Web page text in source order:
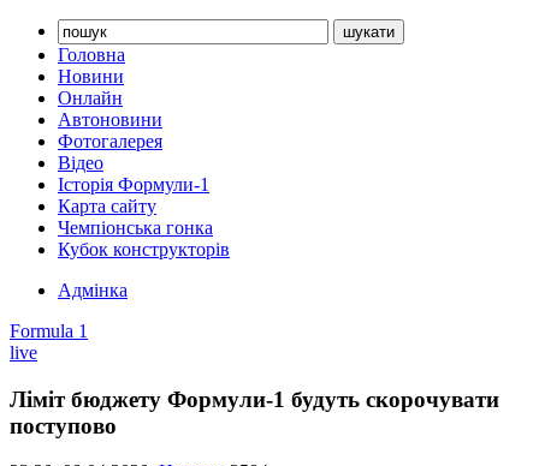
Головна
Новини
Онлайн
Автоновини
Фотогалерея
Відео
Історія Формули-1
Карта сайту
Чемпіонська гонка
Кубок конструкторів
Адмінка
Formula 1
live
Ліміт бюджету Формули-1 будуть скорочувати
поступово